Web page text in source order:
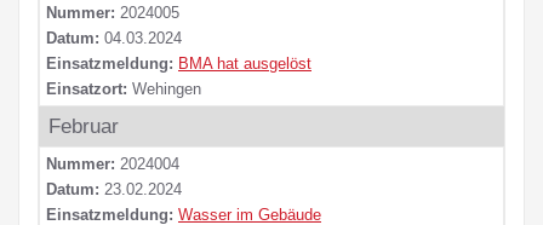
Nummer: 2024005
Datum: 04.03.2024
Einsatzmeldung: BMA hat ausgelöst
Einsatzort: Wehingen
Februar
Nummer: 2024004
Datum: 23.02.2024
Einsatzmeldung: Wasser im Gebäude